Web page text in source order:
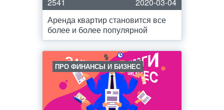
Аренда квартир становится все
более и более популярной
ПРО ФИНАНСЫ И БИЗНЕС